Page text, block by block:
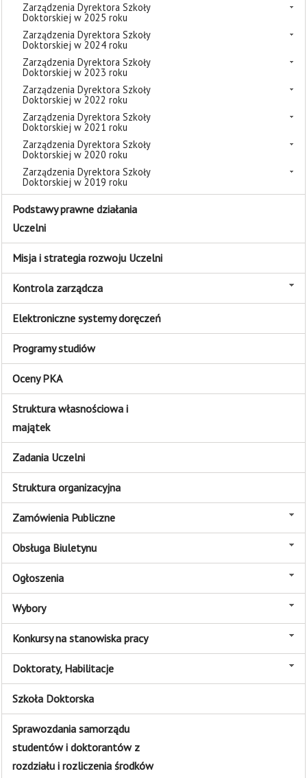
Zarządzenia Dyrektora Szkoły
Doktorskiej w 2025 roku
Zarządzenia Dyrektora Szkoły
Doktorskiej w 2024 roku
Zarządzenia Dyrektora Szkoły
Doktorskiej w 2023 roku
Zarządzenia Dyrektora Szkoły
Doktorskiej w 2022 roku
Zarządzenia Dyrektora Szkoły
Doktorskiej w 2021 roku
Zarządzenia Dyrektora Szkoły
Doktorskiej w 2020 roku
Zarządzenia Dyrektora Szkoły
Doktorskiej w 2019 roku
Podstawy prawne działania
Uczelni
Misja i strategia rozwoju Uczelni
Kontrola zarządcza
Elektroniczne systemy doręczeń
Programy studiów
Oceny PKA
Struktura własnościowa i
majątek
Zadania Uczelni
Struktura organizacyjna
Zamówienia Publiczne
Obsługa Biuletynu
Ogłoszenia
Wybory
Konkursy na stanowiska pracy
Doktoraty, Habilitacje
Szkoła Doktorska
Sprawozdania samorządu
studentów i doktorantów z
rozdziału i rozliczenia środków